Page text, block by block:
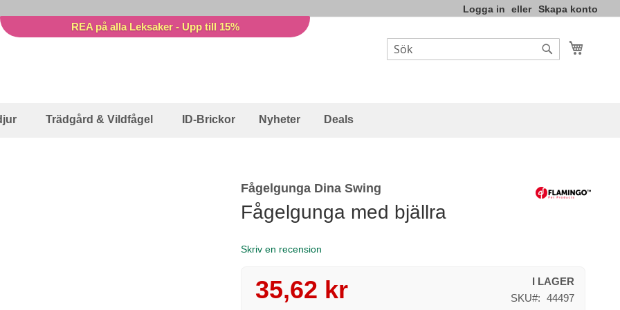
Logga in Skapa konto
REA på alla Leksaker - Upp till 15%
Sök
Trädgård & Vildfågel ID-Brickor Nyheter Deals
Fågelgunga Dina Swing
Fågelgunga med bjällra
Skriv en recension
Reapris
35,62 kr
I LAGER
SKU
44497